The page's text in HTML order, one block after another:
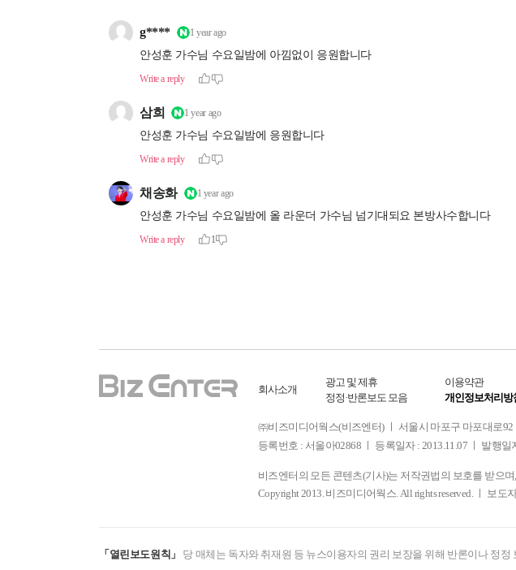
회사소개
광고 및 제휴
정정·반론보도 모음
이용약관
개인정보처리방
㈜비즈미디어웍스(비즈엔터) ㅣ 서울시 마포구 마포대로92
등록번호 : 서울아02868 ㅣ 등록일자 : 2013.11.07 ㅣ 발행
비즈엔터의 모든 콘텐츠(기사)는 저작권법의 보호를 받으
Copyright 2013. 비즈미디어웍스. All rights reserved. ㅣ 보도
「열린보도원칙」
당 매체는 독자와 취재원 등 뉴스이용자의 권리 보장을 위해 반론이나 정